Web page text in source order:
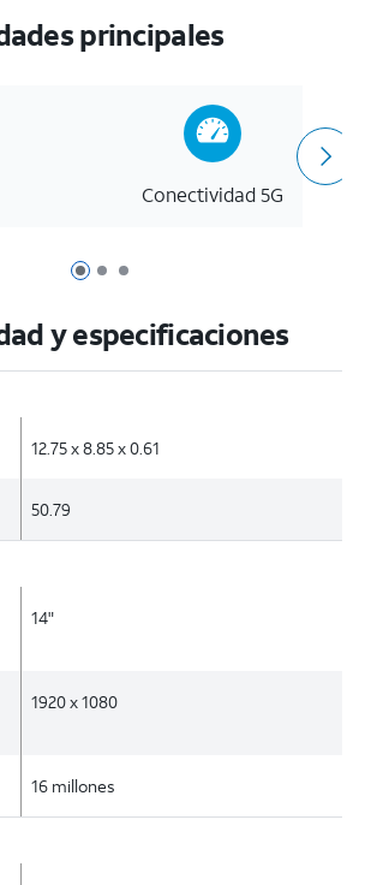
principales
Página 1 de 3
Página 2 de 3
Página 3 de 3
Conectividad 5G
y especificaciones
12.75 x 8.85 x 0.61
50.79
14"
1920 x 1080
16 millones